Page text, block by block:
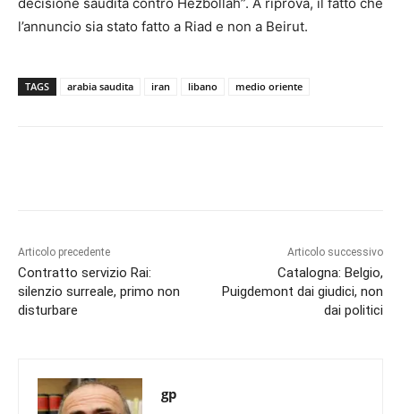
decisione saudita contro Hezbollah”. A riprova, il fatto che
l’annuncio sia stato fatto a Riad e non a Beirut.
TAGS arabia saudita iran libano medio oriente
Articolo precedente
Contratto servizio Rai:
silenzio surreale, primo non
disturbare
Articolo successivo
Catalogna: Belgio,
Puigdemont dai giudici, non
dai politici
gp